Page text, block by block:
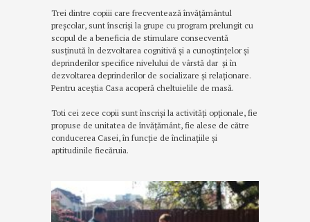
Trei dintre copiii care frecventează învățământul
preșcolar, sunt înscriși la grupe cu program prelungit cu
scopul de a beneficia de stimulare consecventă
susținută în dezvoltarea cognitivă și a cunoștințelor și
deprinderilor specifice nivelului de vârstă dar și în
dezvoltarea deprinderilor de socializare și relaționare.
Pentru aceștia Casa acoperă cheltuielile de masă.
Toti cei zece copii sunt înscriși la activități opționale, fie
propuse de unitatea de învățământ, fie alese de către
conducerea Casei, în funcție de înclinațiile și
aptitudinile fiecăruia.